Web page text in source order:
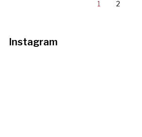
1 2
Instagram